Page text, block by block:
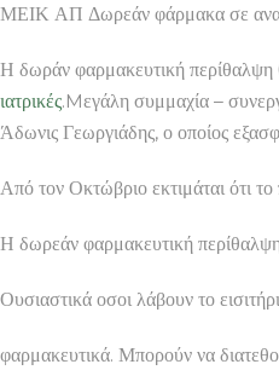
ΜΕΙΚ ΑΠ Δωρεάν φάρμακα σε
Η δωράν φαρμακευτική περίθαλψη
ιατρικές.Mεγάλη συμμαχία –
Άδωνις Γεωργιάδης, ο οποίος
Από τον Οκτώβριο εκτιμάται ότι
Η δωρεάν φαρμακευτική
Ουσιαστικά οσοι λάβουν το
φαρμακευτικά. Μπορούν να